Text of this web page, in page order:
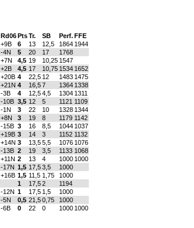
Rd06 Pts Tr. SB Perf. FFE
+9B 6 13 12,5 1864 1944
-4N 5 20 17
1768
+7N 4,5 19 10,25 1547
+2B 4,5 17 10,75 1534 1652
+20B 4 22,5 12 1483 1475
+21N 4 16,5 7 1364 1338
-3B 4 12,5 4,5 1304 1311
-10B 3,5 12 5 1121 1109
-1N 3 22 10 1328 1344
+8N 3 19 8 1179 1142
-15B 3 16 8,5 1044 1037
+19B 3 14 3 1152 1132
+14N 3 13,5 5,5 1076 1076
-13B 2 19 3,5 1133 1068
+11N 2 13 4 1000 1000
-17N 1,5 17,5 3,5
1000
+16B 1,5 11,5 1,75
1000
1 17,5 2
1194
-12N 1 17,5 1,5
1000
-5N 0,5 21,5 0,75
1000
-6B 0 22 0 1000 1000